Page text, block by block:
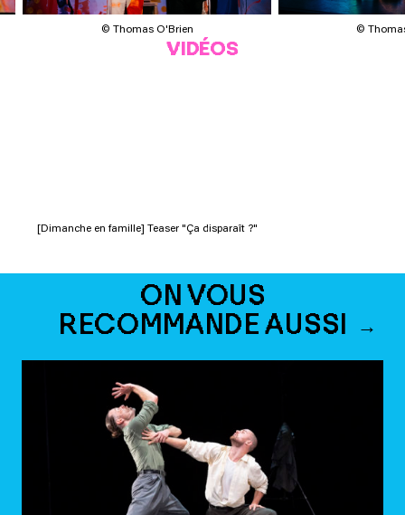
© Thomas O'Brien ©
VIDÉOS
[Dimanche en famille] Teaser "Ça disparaît ?"
ON VOUS
RECOMMANDE AUSSI